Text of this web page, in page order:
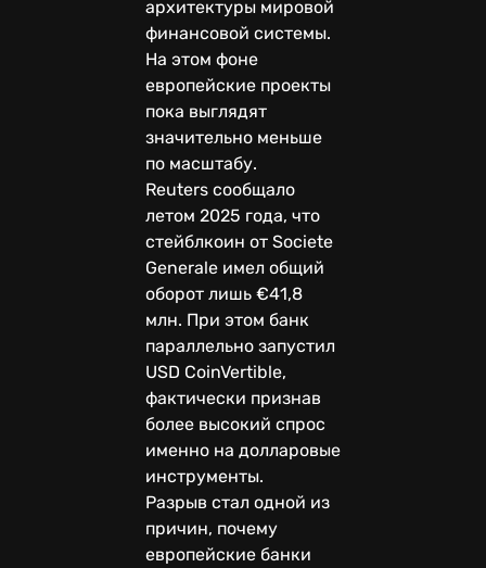
архитектуры мировой
финансовой системы.
На этом фоне
европейские проекты
пока выглядят
значительно меньше
по масштабу.
Reuters сообщало
летом 2025 года, что
стейблкоин от Societe
Generale имел общий
оборот лишь €41,8
млн. При этом банк
параллельно запустил
USD CoinVertible,
фактически признав
более высокий спрос
именно на долларовые
инструменты.
Разрыв стал одной из
причин, почему
европейские банки